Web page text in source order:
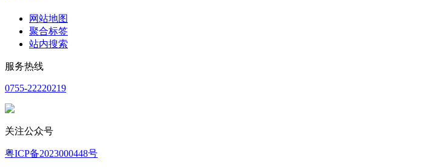
网站地图
聚合标签
站内搜索
服务热线
0755-22220219
关注公众号
粤ICP备2023000448号